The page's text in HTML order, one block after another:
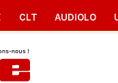
CLT AUDIOLO